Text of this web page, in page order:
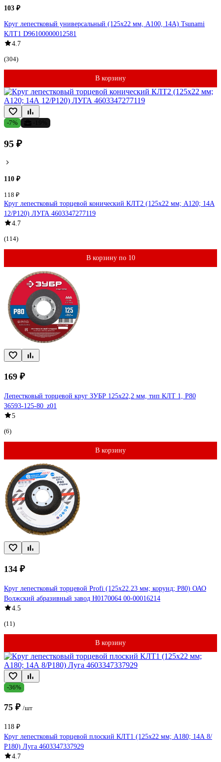
103 ₽
Круг лепестковый универсальный (125х22 мм, А100, 14А) Tsunami
КЛТ1 D96100000012581
4.7
(304)
В корзину
-7%
95 ₽
110 ₽
118 ₽
Круг лепестковый торцевой конический КЛТ2 (125х22 мм; А120; 14А
12/Р120) ЛУГА 4603347277119
4.7
(114)
В корзину по 10
169 ₽
Лепестковый торцевой круг ЗУБР 125x22,2 мм, тип КЛТ 1, P80
36593-125-80_z01
5
(6)
В корзину
134 ₽
Круг лепестковый торцевой Profi (125х22.23 мм; корунд; P80) ОАО
Волжский абразивный завод Н0170064 00-00016214
4.5
(11)
В корзину
-36%
75 ₽ /шт
118 ₽
Круг лепестковый торцевой плоский КЛТ1 (125х22 мм; А180; 14А 8/
Р180) Луга 4603347337929
4.7